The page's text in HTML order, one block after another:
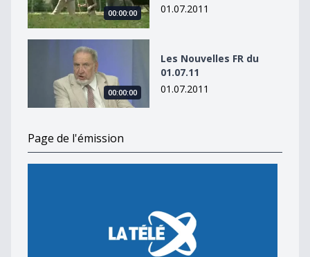
00:00:00
01.07.2011
Les Nouvelles FR du 01.07.11
00:00:00
Les Nouvelles FR du
01.07.11
01.07.2011
Page de l'émission